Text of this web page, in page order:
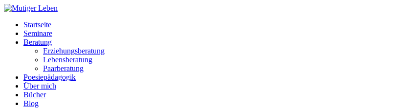
Startseite
Seminare
Beratung
Erziehungsberatung
Lebensberatung
Paarberatung
Poesiepädagogik
Über mich
Bücher
Blog